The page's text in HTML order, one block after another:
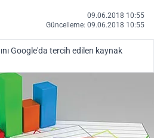
09.06.2018 10:55
Güncelleme: 09.06.2018 10:55
Google'da tercih edilen kaynak